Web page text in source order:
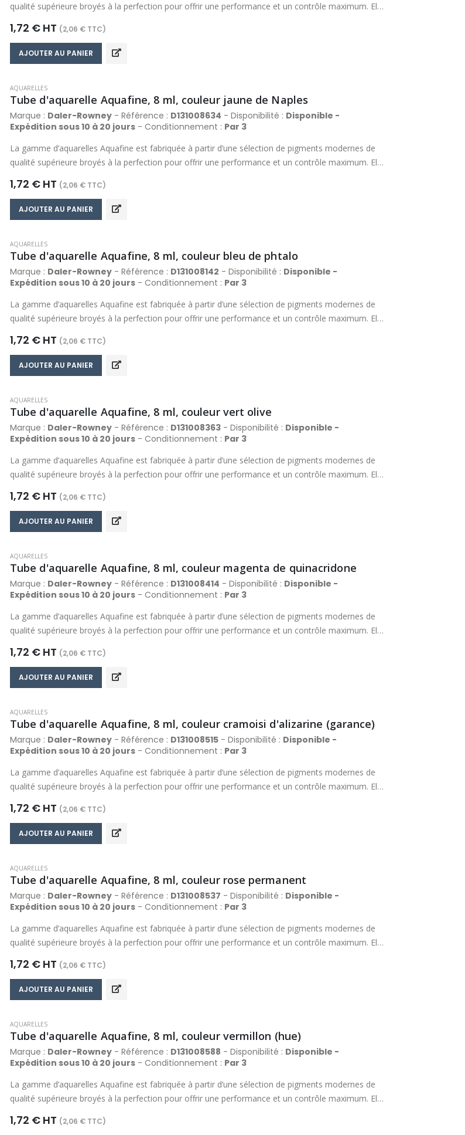
qualité supérieure broyés à la perfection pour offrir une performance et un contrôle maximum. Elle
propriétés de travail optimales qui produisent de manière fiable des lavis magnifiques et délicats.
Composée d’une palette de 48 couleurs, la gamme Aquafine peut se vanter de proposer la
gamme de couleur la plus variée dans sa catégorie. Tube en métal avec bouchon à vis.
1,72 € HT (2,06 € TTC)
AJOUTER AU PANIER
AQUARELLES
Tube d'aquarelle Aquafine, 8 ml, couleur jaune de Naples
Marque : Daler-Rowney - Référence : D131008634 - Disponibilité : Disponible -
Expédition sous 10 à 20 jours - Conditionnement : Par 3
La gamme d’aquarelles Aquafine est fabriquée à partir d’une sélection de pigments modernes de
qualité supérieure broyés à la perfection pour offrir une performance et un contrôle maximum. Elle
propriétés de travail optimales qui produisent de manière fiable des lavis magnifiques et délicats.
Composée d’une palette de 48 couleurs, la gamme Aquafine peut se vanter de proposer la
gamme de couleur la plus variée dans sa catégorie. Tube en métal avec bouchon à vis.
1,72 € HT (2,06 € TTC)
AJOUTER AU PANIER
AQUARELLES
Tube d'aquarelle Aquafine, 8 ml, couleur bleu de phtalo
Marque : Daler-Rowney - Référence : D131008142 - Disponibilité : Disponible -
Expédition sous 10 à 20 jours - Conditionnement : Par 3
La gamme d’aquarelles Aquafine est fabriquée à partir d’une sélection de pigments modernes de
qualité supérieure broyés à la perfection pour offrir une performance et un contrôle maximum. Elle
propriétés de travail optimales qui produisent de manière fiable des lavis magnifiques et délicats.
Composée d’une palette de 48 couleurs, la gamme Aquafine peut se vanter de proposer la
gamme de couleur la plus variée dans sa catégorie. Tube en métal avec bouchon à vis.
1,72 € HT (2,06 € TTC)
AJOUTER AU PANIER
AQUARELLES
Tube d'aquarelle Aquafine, 8 ml, couleur vert olive
Marque : Daler-Rowney - Référence : D131008363 - Disponibilité : Disponible -
Expédition sous 10 à 20 jours - Conditionnement : Par 3
La gamme d’aquarelles Aquafine est fabriquée à partir d’une sélection de pigments modernes de
qualité supérieure broyés à la perfection pour offrir une performance et un contrôle maximum. Elle
propriétés de travail optimales qui produisent de manière fiable des lavis magnifiques et délicats.
Composée d’une palette de 48 couleurs, la gamme Aquafine peut se vanter de proposer la
gamme de couleur la plus variée dans sa catégorie. Tube en métal avec bouchon à vis.
1,72 € HT (2,06 € TTC)
AJOUTER AU PANIER
AQUARELLES
Tube d'aquarelle Aquafine, 8 ml, couleur magenta de quinacridone
Marque : Daler-Rowney - Référence : D131008414 - Disponibilité : Disponible -
Expédition sous 10 à 20 jours - Conditionnement : Par 3
La gamme d’aquarelles Aquafine est fabriquée à partir d’une sélection de pigments modernes de
qualité supérieure broyés à la perfection pour offrir une performance et un contrôle maximum. Elle
propriétés de travail optimales qui produisent de manière fiable des lavis magnifiques et délicats.
Composée d’une palette de 48 couleurs, la gamme Aquafine peut se vanter de proposer la
gamme de couleur la plus variée dans sa catégorie. Tube en métal avec bouchon à vis.
1,72 € HT (2,06 € TTC)
AJOUTER AU PANIER
AQUARELLES
Tube d'aquarelle Aquafine, 8 ml, couleur cramoisi d'alizarine (garance)
Marque : Daler-Rowney - Référence : D131008515 - Disponibilité : Disponible -
Expédition sous 10 à 20 jours - Conditionnement : Par 3
La gamme d’aquarelles Aquafine est fabriquée à partir d’une sélection de pigments modernes de
qualité supérieure broyés à la perfection pour offrir une performance et un contrôle maximum. Elle
propriétés de travail optimales qui produisent de manière fiable des lavis magnifiques et délicats.
Composée d’une palette de 48 couleurs, la gamme Aquafine peut se vanter de proposer la
gamme de couleur la plus variée dans sa catégorie. Tube en métal avec bouchon à vis.
1,72 € HT (2,06 € TTC)
AJOUTER AU PANIER
AQUARELLES
Tube d'aquarelle Aquafine, 8 ml, couleur rose permanent
Marque : Daler-Rowney - Référence : D131008537 - Disponibilité : Disponible -
Expédition sous 10 à 20 jours - Conditionnement : Par 3
La gamme d’aquarelles Aquafine est fabriquée à partir d’une sélection de pigments modernes de
qualité supérieure broyés à la perfection pour offrir une performance et un contrôle maximum. Elle
propriétés de travail optimales qui produisent de manière fiable des lavis magnifiques et délicats.
Composée d’une palette de 48 couleurs, la gamme Aquafine peut se vanter de proposer la
gamme de couleur la plus variée dans sa catégorie. Tube en métal avec bouchon à vis.
1,72 € HT (2,06 € TTC)
AJOUTER AU PANIER
AQUARELLES
Tube d'aquarelle Aquafine, 8 ml, couleur vermillon (hue)
Marque : Daler-Rowney - Référence : D131008588 - Disponibilité : Disponible -
Expédition sous 10 à 20 jours - Conditionnement : Par 3
La gamme d’aquarelles Aquafine est fabriquée à partir d’une sélection de pigments modernes de
qualité supérieure broyés à la perfection pour offrir une performance et un contrôle maximum. Elle
propriétés de travail optimales qui produisent de manière fiable des lavis magnifiques et délicats.
1,72 € HT (2,06 € TTC)